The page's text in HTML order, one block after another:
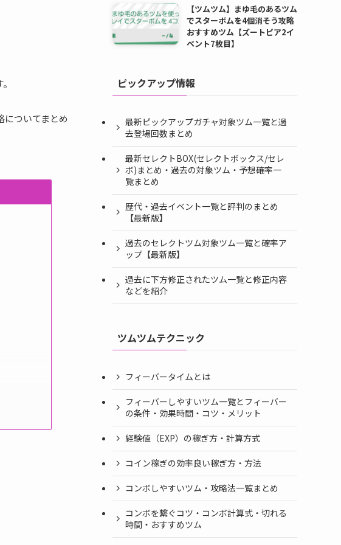
についてまとめ
【ツムツム】まゆ毛のあるツム
でスターボムを4個消そう攻略
おすすめツム【ズートピア2イ
ベント7枚目】
ピックアップ情報
最新ピックアップガチャ対象ツム一覧と過
去登場回数まとめ
最新セレクトBOX(セレクトボックス/セレ
ボ)まとめ・過去の対象ツム・予想確率一
覧まとめ
歴代・過去イベント一覧と評判のまとめ
【最新版】
過去のセレクトツム対象ツム一覧と確率ア
ップ【最新版】
過去に下方修正されたツム一覧と修正内容
などを紹介
ツムツムテクニック
フィーバータイムとは
フィーバーしやすいツム一覧とフィーバー
の条件・効果時間・コツ・メリット
経験値（EXP）の稼ぎ方・計算方式
コイン稼ぎの効率良い稼ぎ方・方法
コンボしやすいツム・攻略法一覧まとめ
コンボを繋ぐコツ・コンボ計算式・切れる
時間・おすすめツム